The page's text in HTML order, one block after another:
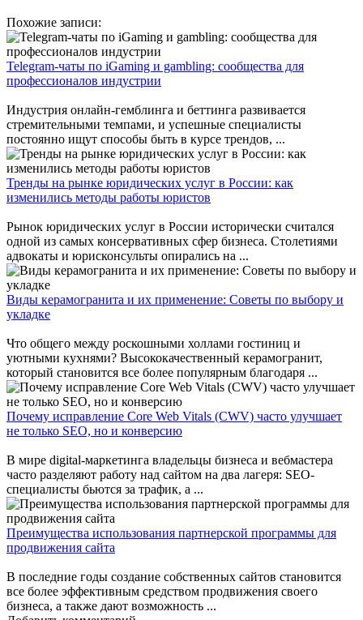
Похожие записи:
Telegram-чаты по iGaming и gambling: сообщества для
профессионалов индустрии
Индустрия онлайн-гемблинга и беттинга развивается
стремительными темпами, и успешные специалисты
постоянно ищут способы быть в курсе трендов, ...
Тренды на рынке юридических услуг в России: как
изменились методы работы юристов
Рынок юридических услуг в России исторически считался
одной из самых консервативных сфер бизнеса. Столетиями
адвокаты и юрисконсульты опирались на ...
Виды керамогранита и их применение: Советы по выбору и
укладке
Что общего между роскошными холлами гостиниц и
уютными кухнями? Высококачественный керамогранит,
который становится все более популярным благодаря ...
Почему исправление Core Web Vitals (CWV) часто улучшает
не только SEO, но и конверсию
В мире digital-маркетинга владельцы бизнеса и вебмастера
часто разделяют работу над сайтом на два лагеря: SEO-
специалисты бьются за трафик, а ...
Преимущества использования партнерской программы для
продвижения сайта
В последние годы создание собственных сайтов становится
все более эффективным средством продвижения своего
бизнеса, а также дают возможность ...